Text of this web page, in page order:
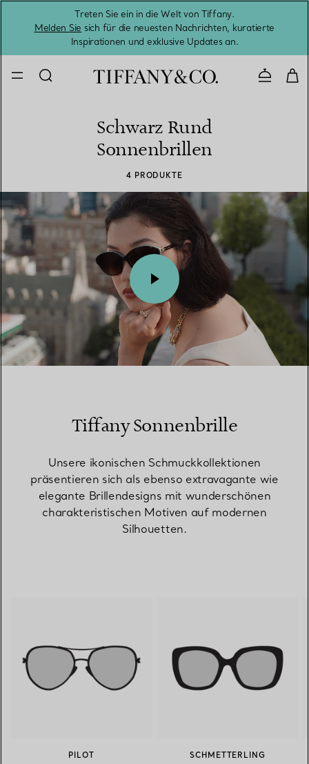
Treten Sie ein in die Welt von Tiffany.
Melden Sie sich für die neuesten Nachrichten, kuratierte
Inspirationen und exklusive Updates an.
Schwarz Rund
Sonnenbrillen
4 PRODUKTE
00:10 / 00:15
Tiffany Sonnenbrille
Unsere ikonischen Schmuckkollektionen
präsentieren sich als ebenso extravagante wie
elegante Brillendesigns mit wunderschönen
charakteristischen Motiven auf modernen
Silhouetten.
PILOT SCHMETTERLING